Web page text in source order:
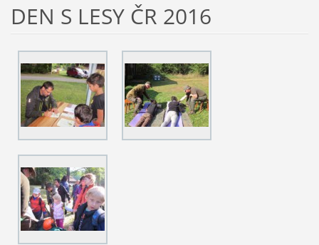
DEN S LESY ČR 2016